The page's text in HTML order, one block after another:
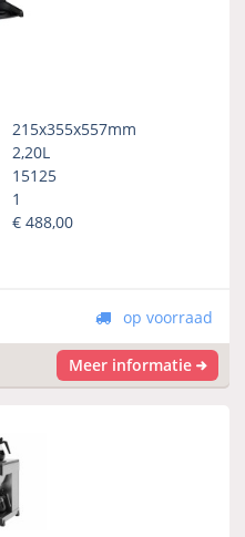
215x355x557mm
2,20L
15125
1
€488,00
op voorraad
Meer informatie